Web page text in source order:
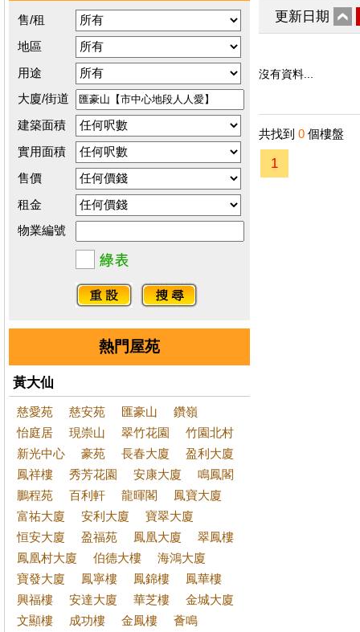
售/租
地區
用途
大廈/街道
建築面積
實用面積
售價
租金
物業編號
熱門屋苑
黃大仙
慈愛苑 慈安苑 匯豪山
鑽嶺
怡庭居
現崇山 翠竹花園
竹園北村
新光中心
豪苑 長春大廈
盈利大廈
鳳祥樓
秀芳花園 安康大廈
鳴鳳閣
鵬程苑
百利軒 龍暉閣
鳳寶大廈
富祐大廈
安利大廈
寶翠大廈
恒安大廈
盈福苑 鳳凰大廈
翠鳳樓
鳳凰村大廈
伯德大樓
海鴻大廈
寶發大廈
鳳寧樓 鳳錦樓
鳳華樓
興福樓
安達大廈 華芝樓
金城大廈
文顯樓
成功樓 金鳳樓 薈鳴
更新日期
沒有資料...
共找到 0 個樓盤
1